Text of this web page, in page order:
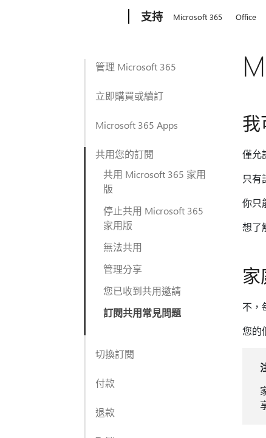
支持 Microsoft 365 Office
管理 Microsoft 365
立即購買或續訂
Microsoft 365 Apps
共用您的訂閱
共用 Microsoft 365 家用
版
停止共用 Microsoft 365
家用版
無法共用
管理分享
您已收到共用邀請
訂閱共用常見問題
切換訂閱
付款
退款
我
僅允
只有
你只
想了
不，
您的